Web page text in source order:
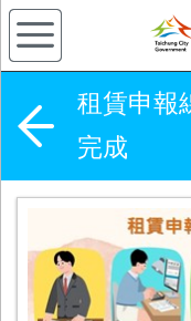
租賃申
完成